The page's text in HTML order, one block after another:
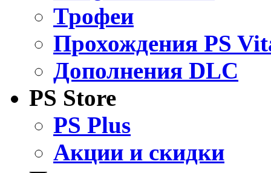
Трофеи
Прохождения PS
Дополнения DLC
PS Store
PS Plus
Акции и скидки